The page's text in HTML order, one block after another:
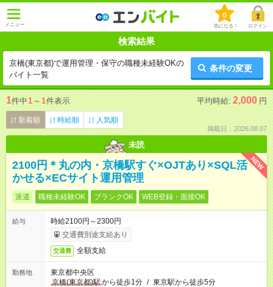
メニュー
0
気になる！ ログイン
検索結果
京橋(東京都)で運用管理・保守の職種未経験OKの
バイト一覧
条件の変更
1件中1 ～ 1件表示 平均時給: 2,000 円
新着順 時給順 人気順
掲載日：2026.08.07
未読
NEW
2100円＊丸の内・京橋駅すぐ×OJTあり×SQL活
かせる×ECサイト運用管理
派遣 職種未経験OK ブランクOK WEB登録・面接OK
給与
時給2100円～2300円
交通費別途支給あり
交通費 全額支給
勤務地
東京都中央区
京橋(東京都)駅から徒歩1分 / 東京駅から徒歩5分